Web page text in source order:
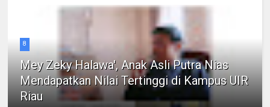
8
Mey Zeky Halawa', Anak Asli Putra Nias
Mendapatkan Nilai Tertinggi di Kampus UIR
Riau